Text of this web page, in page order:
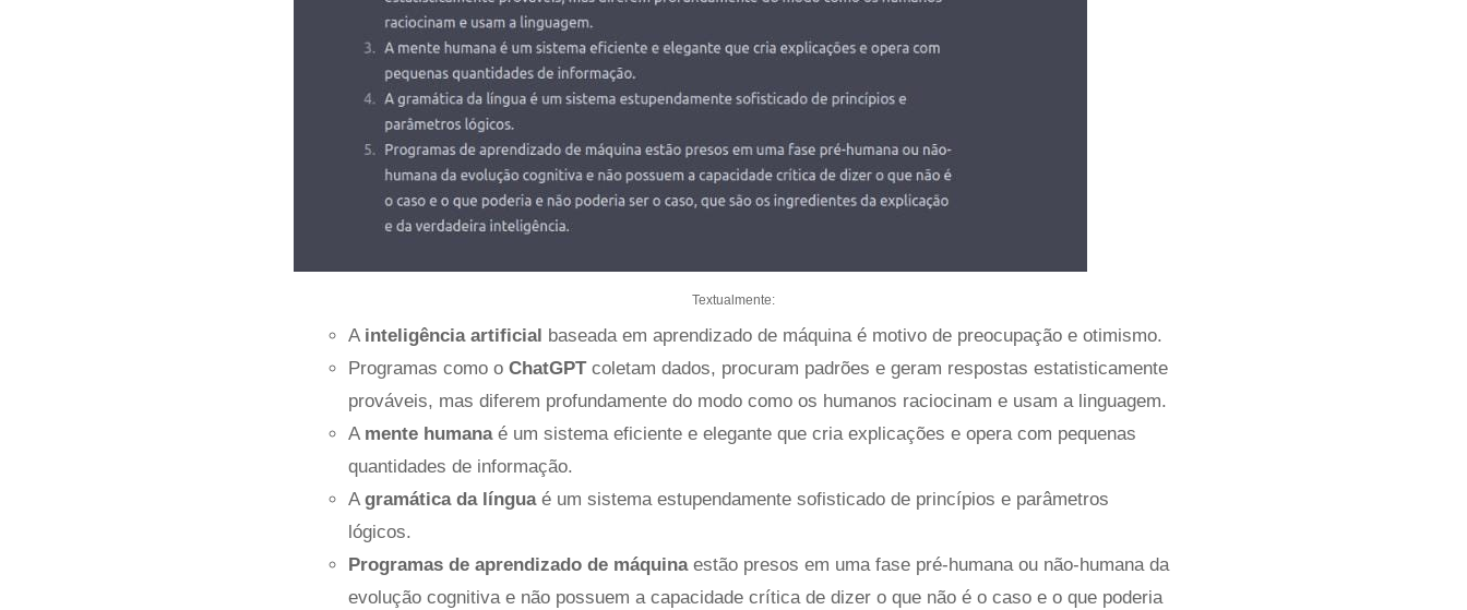
Textualmente:
A inteligência artificial baseada em aprendizado de máquina é motivo de preocupação e otimismo.
Programas como o ChatGPTcoletam dados, procuram padrões e geram respostas estatisticamente
prováveis, mas diferem profundamente do modo como os humanos raciocinam e usam a linguagem.
A mente humanaé um sistema eficiente e elegante que cria explicações e opera com pequenas
quantidades de informação.
A gramática da línguaé um sistema estupendamente sofisticado de princípios e parâmetros
lógicos.
Programas de aprendizado de máquinaestão presos em uma fase pré-humana ou não-humana da
evolução cognitiva e não possuem a capacidade crítica de dizer o que não é o caso e o que poderia